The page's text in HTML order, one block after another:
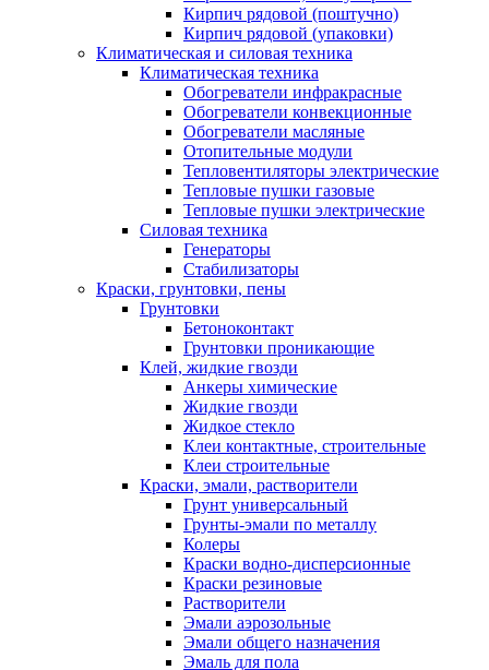
Кирпич рядовой (поштучно)
Кирпич рядовой (упаковки)
Климатическая и силовая техника
Климатическая техника
Обогреватели инфракрасные
Обогреватели конвекционные
Обогреватели масляные
Отопительные модули
Тепловентиляторы электрические
Тепловые пушки газовые
Тепловые пушки электрические
Силовая техника
Генераторы
Стабилизаторы
Краски, грунтовки, пены
Грунтовки
Бетоноконтакт
Грунтовки проникающие
Клей, жидкие гвозди
Анкеры химические
Жидкие гвозди
Жидкое стекло
Клеи контактные, строительные
Клеи строительные
Краски, эмали, растворители
Грунт универсальный
Грунты-эмали по металлу
Колеры
Краски водно-дисперсионные
Краски резиновые
Растворители
Эмали аэрозольные
Эмали общего назначения
Эмаль для пола